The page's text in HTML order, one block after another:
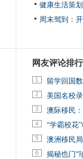
健康生活策
周末驾到：
网友评论排行
1 留学回国
2 美国名校
3 澳际移民
4 “学霸校花
5 澳洲移民
6 揭秘也门“